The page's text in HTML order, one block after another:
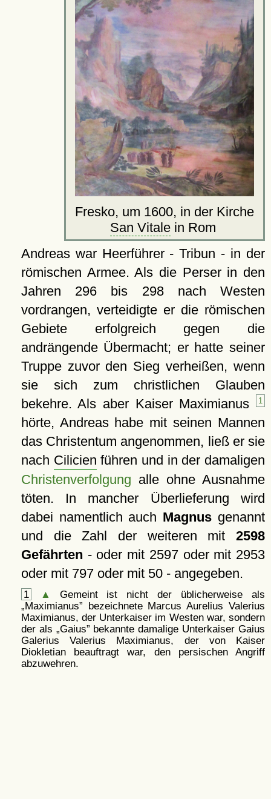
Fresko, um 1600, in der Kirche
San Vitalein Rom
Andreas war Heerführer - Tribun - in der
römischen Armee. Als die Perser in den
Jahren 296 bis 298 nach Westen
vordrangen, verteidigte er die römischen
Gebiete erfolgreich gegen die
andrängende Übermacht; er hatte seiner
Truppe zuvor den Sieg verheißen, wenn
sie sich zum christlichen Glauben
bekehre. Als aber Kaiser Maximianus
1
hörte, Andreas habe mit seinen Mannen
das Christentum angenommen, ließ er sie
nach Cilicien führen und in der damaligen
Christenverfolgung alle ohne Ausnahme
töten. In mancher Überlieferung wird
dabei namentlich auch Magnus genannt
und die Zahl der weiteren mit 2598
Gefährten - oder mit 2597 oder mit 2953
oder mit 797 oder mit 50 - angegeben.
1 ▲
Gemeint ist nicht der üblicherweise als
Maximianus
bezeichnete Marcus Aurelius Valerius
Maximianus, der Unterkaiser im Westen war, sondern
der als
Gaius
bekannte damalige Unterkaiser Gaius
Galerius Valerius Maximianus, der von Kaiser
Diokletian beauftragt war, den persischen Angriff
abzuwehren.